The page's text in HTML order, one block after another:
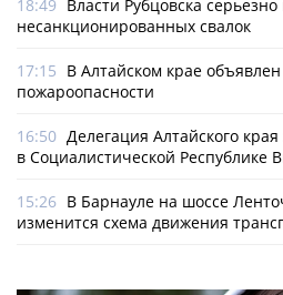
18:49 Власти Рубцовска
несанкционированных свалок
17:15 В Алтайском крае объявлен
пожароопасности
16:50 Делегация Алтайского
в Социалистической Республике
15:26 В Барнауле на шоссе
изменится схема движения